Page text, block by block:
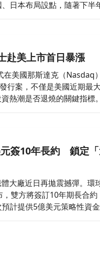
日本布局設點，隨著下半
赴美上市首日暴漲
在美國那斯達克（Nasdaq
行案，不僅是美國近期最
熱潮是否退燒的關鍵指標
簽10年長約 鎖定
大廠近日再拋震撼彈。環
雙方將簽訂10年期長合約
計提供5億美元策略性資